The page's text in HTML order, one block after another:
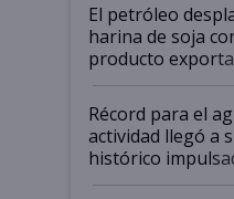
El petróleo
harina de soja
producto
el agro aportó
diez dólares y
liderazgo en un
récord
Récord para el
actividad llegó a
histórico
cosecha y las